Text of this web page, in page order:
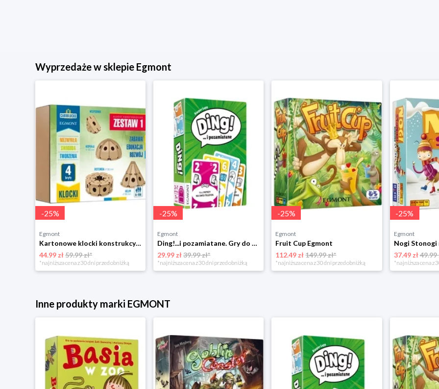
Wyprzedaże w sklepie Egmont
-25%
Egmont
Kartonowe klocki konstrukcyjne CARDBLOCKS. Zestaw dodatkowy 1 Egmont
44.99 zł59.99 zł*
*najniższa cena z 30 dni przed obniżką
-25%
Egmont
Ding!...i pozamiatane. Gry do plecaka Egmont
29.99 zł39.99 zł*
*najniższa cena z 30 dni przed obniżką
-25%
Egmont
Fruit Cup Egmont
112.49 zł149.99 zł*
*najniższa cena z 30 dni przed obniżką
-25%
Egmont
Nogi Stonogi
37.49 zł49.99
*najniższa cena z
Inne produkty marki EGMONT